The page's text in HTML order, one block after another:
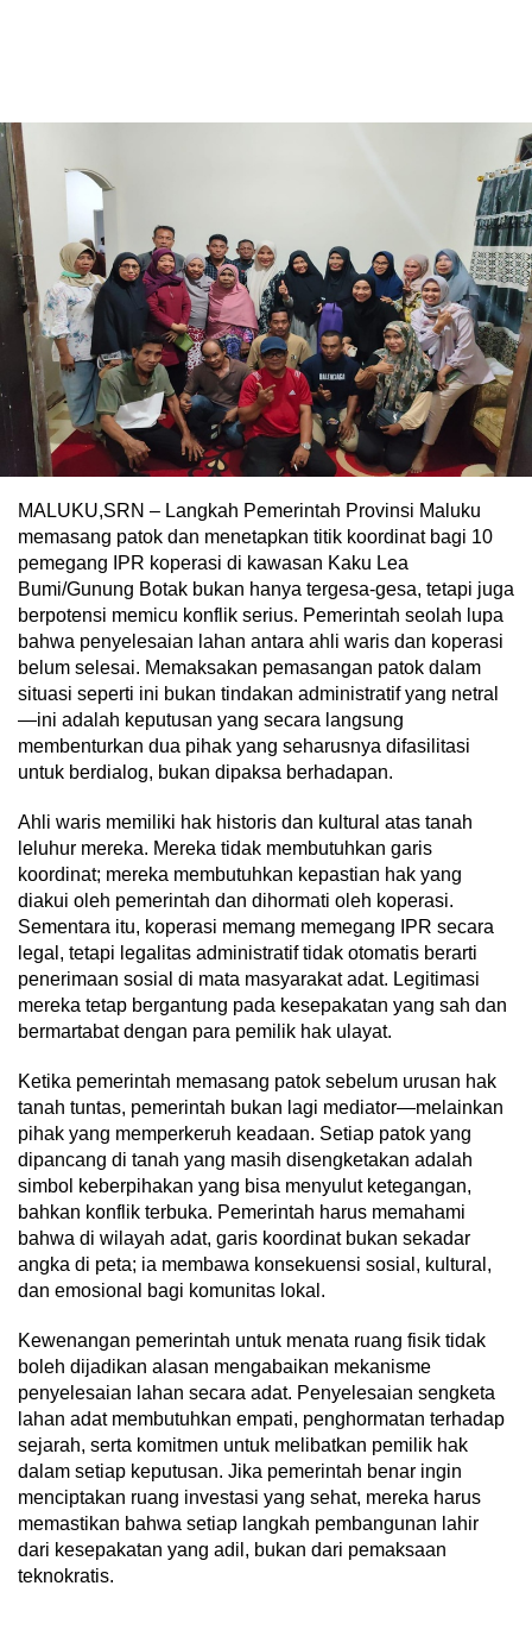
MALUKU,SRN – Langkah Pemerintah Provinsi Maluku
memasang patok dan menetapkan titik koordinat bagi 10
pemegang IPR koperasi di kawasan Kaku Lea
Bumi/Gunung Botak bukan hanya tergesa-gesa, tetapi juga
berpotensi memicu konflik serius. Pemerintah seolah lupa
bahwa penyelesaian lahan antara ahli waris dan koperasi
belum selesai. Memaksakan pemasangan patok dalam
situasi seperti ini bukan tindakan administratif yang netral
—ini adalah keputusan yang secara langsung
membenturkan dua pihak yang seharusnya difasilitasi
untuk berdialog, bukan dipaksa berhadapan.
Ahli waris memiliki hak historis dan kultural atas tanah
leluhur mereka. Mereka tidak membutuhkan garis
koordinat; mereka membutuhkan kepastian hak yang
diakui oleh pemerintah dan dihormati oleh koperasi.
Sementara itu, koperasi memang memegang IPR secara
legal, tetapi legalitas administratif tidak otomatis berarti
penerimaan sosial di mata masyarakat adat. Legitimasi
mereka tetap bergantung pada kesepakatan yang sah dan
bermartabat dengan para pemilik hak ulayat.
Ketika pemerintah memasang patok sebelum urusan hak
tanah tuntas, pemerintah bukan lagi mediator—melainkan
pihak yang memperkeruh keadaan. Setiap patok yang
dipancang di tanah yang masih disengketakan adalah
simbol keberpihakan yang bisa menyulut ketegangan,
bahkan konflik terbuka. Pemerintah harus memahami
bahwa di wilayah adat, garis koordinat bukan sekadar
angka di peta; ia membawa konsekuensi sosial, kultural,
dan emosional bagi komunitas lokal.
Kewenangan pemerintah untuk menata ruang fisik tidak
boleh dijadikan alasan mengabaikan mekanisme
penyelesaian lahan secara adat. Penyelesaian sengketa
lahan adat membutuhkan empati, penghormatan terhadap
sejarah, serta komitmen untuk melibatkan pemilik hak
dalam setiap keputusan. Jika pemerintah benar ingin
menciptakan ruang investasi yang sehat, mereka harus
memastikan bahwa setiap langkah pembangunan lahir
dari kesepakatan yang adil, bukan dari pemaksaan
teknokratis.